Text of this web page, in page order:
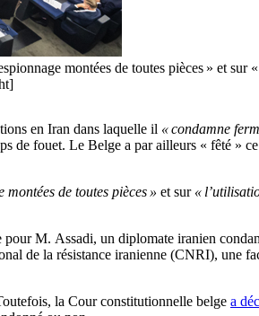
montées de toutes pièces » et sur
en Iran dans laquelle il « condamne
de fouet. Le Belge a par ailleurs « fêté »
montées de toutes pièces » et sur «
pour M. Assadi, un diplomate iranien
de la résistance iranienne (CNRI), une
la Cour constitutionnelle belge a